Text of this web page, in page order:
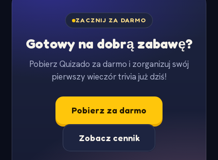
ZACZNIJ ZA DARMO
Gotowy na dobrą zabawę?
Pobierz Quizado za darmo i zorganizuj swój
pierwszy wieczór trivia już dziś!
Pobierz za darmo
Zobacz cennik